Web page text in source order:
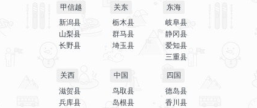
甲信越
新潟县
山梨县
长野县
关东
栃木县
群马县
埼玉县
东海
岐阜县
静冈县
爱知县
三重县
关西
滋贺县
兵库县
中国
鸟取县
岛根县
四国
德岛县
香川县